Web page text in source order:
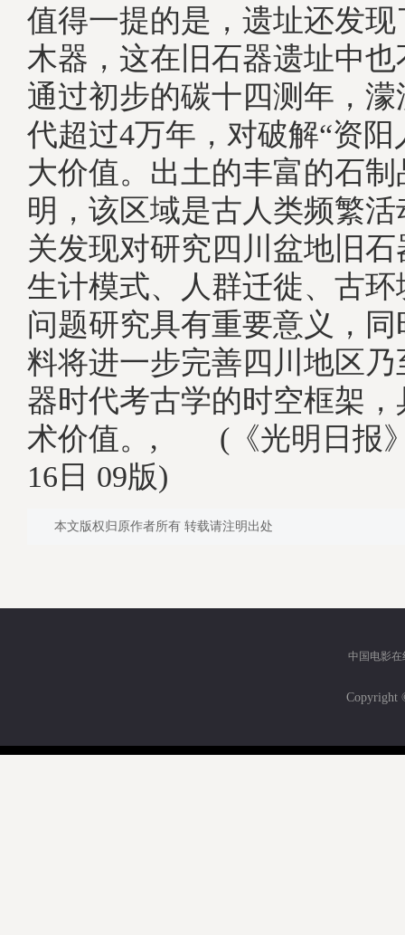
值得一提的是，遗址还发
木器，这在旧石器遗址
通过初步的碳十四测年，
代超过4万年，对破解“资阳
大价值。出土的丰富的石
明，该区域是古人类频繁
关发现对研究四川盆地旧
生计模式、人群迁徙、古
问题研究具有重要意义，
料将进一步完善四川地区
器时代考古学的时空框架
术价值。, (《光明日报》
16日 09版)
本文版权归原作者所有 转载请注明出处
中国电影在
Copyright